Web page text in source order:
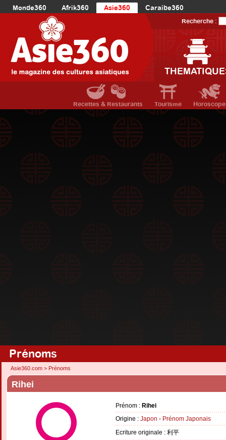
Monde360 Afrik360 Asie360
Caraibe360
Europe360
AmériqueDuNord360
Océanie360
Recherche :
Recettes & Restaurants Tourisme Horoscope
Prénoms
Asie360.com > Prénoms
Rihei
Prénom : Rihei
Origine : Japon - Prénom Japonais
Ecriture originale : 利平